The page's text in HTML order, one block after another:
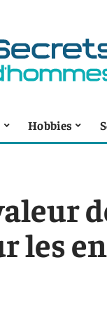
Hobbies
les